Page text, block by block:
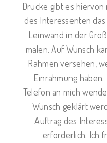
Drucke gibt es
des Interessenten
Leinwand in der
malen. Auf Wunsch
Rahmen versehen,
Einrahmung
Telefon an mich
Wunsch geklärt
Auftrag des
erforderlich. Ich